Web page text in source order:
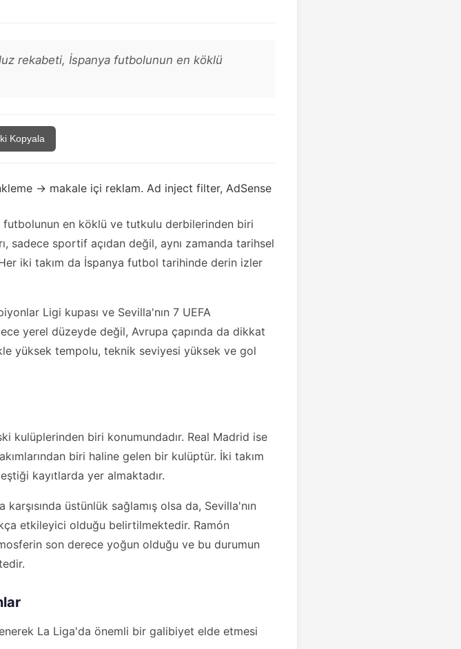
rekabeti, İspanya futbolunun en köklü
Kopyala
→ makale içi reklam. Ad inject filter, AdSense
futbolunun en köklü ve tutkulu derbilerinden biri
sadece sportif açıdan değil, aynı zamanda tarihsel
iki takım da İspanya futbol tarihinde derin izler
Ligi kupası ve Sevilla'nın 7 UEFA
yerel düzeyde değil, Avrupa çapında da dikkat
yüksek tempolu, teknik seviyesi yüksek ve gol
kulüplerinden biri konumundadır. Real Madrid ise
biri haline gelen bir kulüptür. İki takım
kayıtlarda yer almaktadır.
üstünlük sağlamış olsa da, Sevilla'nın
etkileyici olduğu belirtilmektedir. Ramón
son derece yoğun olduğu ve bu durumun
La Liga'da önemli bir galibiyet elde etmesi